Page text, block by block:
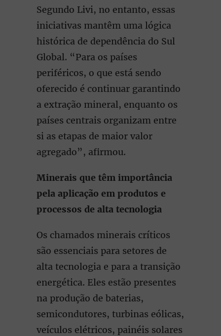
Segundo Livi, no entanto, essas
iniciativas mantêm uma lógica
histórica de dependência do Sul
Global. “Para os países
periféricos, o que está sendo
oferecido é continuar garantindo
a extração mineral, enquanto os
países centrais organizam entre
si as etapas de maior valor
agregado”, afirmou.
Minerais que têm importância
pela aplicação em produtos e
processos de alta tecnologia
Os chamados minerais críticos
são essenciais para setores de
alta tecnologia e para a transição
energética. Eles estão presentes
na produção de baterias,
semicondutores, turbinas eólicas,
veículos elétricos, painéis solares